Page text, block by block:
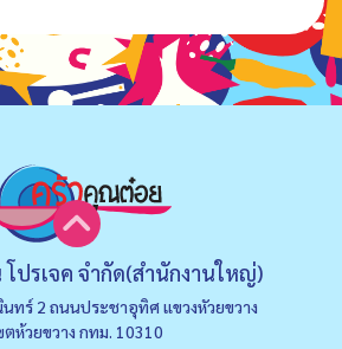
ปรเจค จำกัด(สำนักงานใหญ่)
ทร์ 2 ถนนประชาอุทิศ แขวงหัวยขวาง
ตห้วยขวาง กทม. 10310